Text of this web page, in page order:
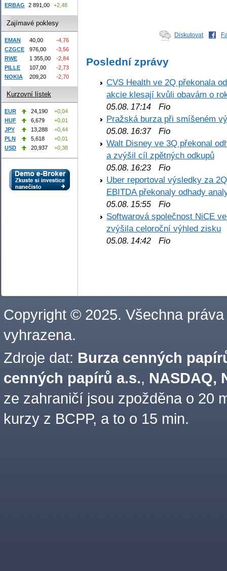
Diskutovat
Poslední zprávy
CVS Health ve 2Q překonala
akcie klesají kvůli obavám o
05.08. 17:14 Fio
Pražská burza při smíšeném
05.08. 16:37Fio
Walt Disney ve 3Q překonal
a zvýšil cíl zpětných odkupů
05.08. 16:23 Fio
Uber reportoval výsledky za
EBITDA překonaly odhady
05.08. 15:55 Fio
Softwarová společnost NiCE
zvýšila celoroční výhled zisku
05.08. 14:42 Fio
ERBAG
2 891,00 +2,48
Zajímavé poklesy
EMAN 40,00
-4,76
CZGCE
976,00
-3,56
RWE
1 355,00
-2,84
PILLE
107,00
-2,73
NOKIA
209,20 -2,70
Kurzovní lístek
EUR 24,190
+0,04
HUF
6,679
+0,01
JPY
13,288
+0,44
PLN
5,618
+0,01
USD
20,937 +0,38
Copyright © 2025. Všechna práva
vyhrazena.
Zdroje dat: Burza cenných
cenných papírů a.s., NASDAQ,
ze zahraničí jsou zpožděna o 20
kurzy z BCPP, a to o 15 min.